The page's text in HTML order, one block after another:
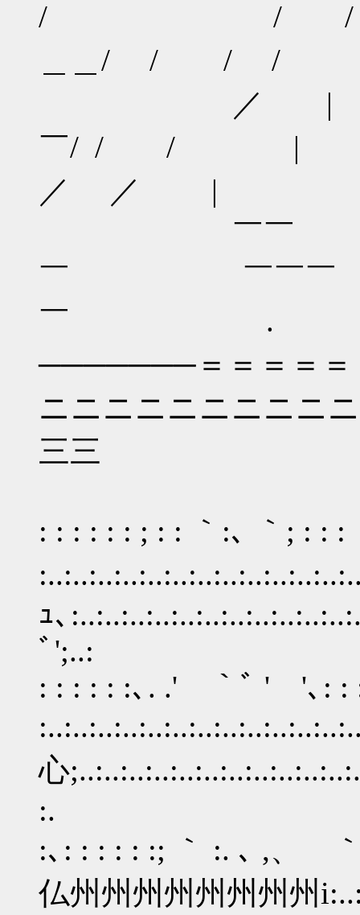
/ / /
＿＿/ /
／ | /
￣/ /
／ ／ |
￣￣
￣ ￣￣
￣ .
───────＝＝＝＝＝
ニニニニニニニニニ
三三
: : : : : : ; : : ｀:､ ｀; : : :
ｭ､
ﾞ';..:
: : : : : :､. .' ｀ﾞ ' '､: :
心
:.
:､: : : : : :; ｀ :. ､ ,、
仏州州州州州州州州